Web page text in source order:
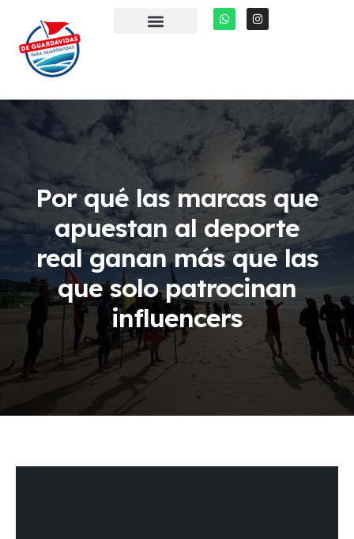
content
W
h
a
I
n
s
m
Por qué las marcas que
apuestan al deporte
real ganan más que las
que solo patrocinan
influencers